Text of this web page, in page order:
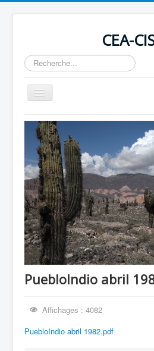
CEA-
Rechercher
Basculer
la
Home
Actualités
Conseil des Droits de l'Homme
Revues
Soutenir en devenant membre
Contact
Liens
OIT 169
Hermano German
PuebloIndio abril
Affichages : 4082
PuebloIndio abril 1982.pdf